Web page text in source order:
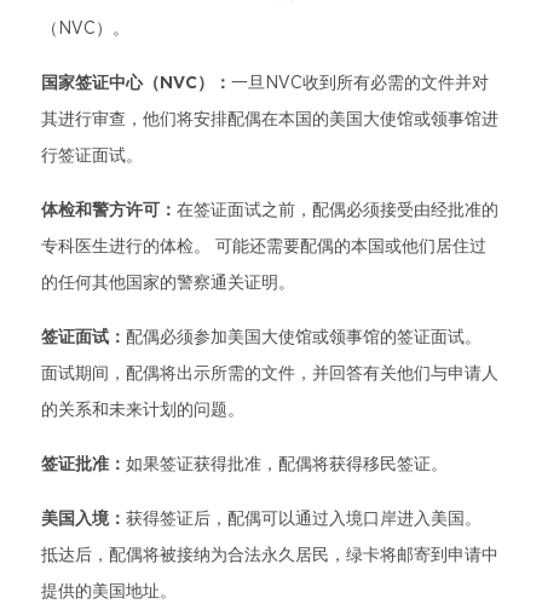
（NVC）。
国家签证中心（NVC）： 一旦NVC收到所有必需的文件并对
其进行审查，他们将安排配偶在本国的美国大使馆或领事馆进
行签证面试。
体检和警方许可： 在签证面试之前，配偶必须接受由经批准的
专科医生进行的体检。 可能还需要配偶的本国或他们居住过
的任何其他国家的警察通关证明。
签证面试： 配偶必须参加美国大使馆或领事馆的签证面试。
面试期间，配偶将出示所需的文件，并回答有关他们与申请人
的关系和未来计划的问题。
签证批准： 如果签证获得批准，配偶将获得移民签证。
美国入境： 获得签证后，配偶可以通过入境口岸进入美国。
抵达后，配偶将被接纳为合法永久居民，绿卡将邮寄到申请中
提供的美国地址。